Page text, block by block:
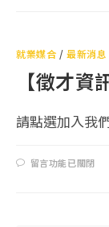
就業媒合 /最新消息
【徵才
請點選加入我
留言功能已關閉